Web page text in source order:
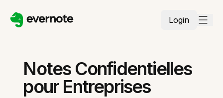
Login
Notes Confidentielles
pour Entreprises